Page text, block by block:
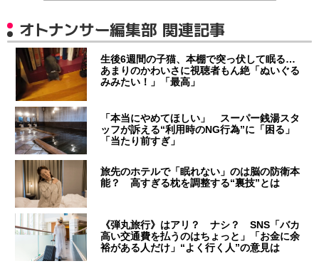
オトナンサー編集部 関連記事
生後6週間の子猫、本棚で突っ伏して眠る…
あまりのかわいさに視聴者もん絶「ぬいぐる
みみたい！」「最高」
「本当にやめてほしい」 スーパー銭湯スタ
ッフが訴える“利用時のNG行為”に「困る」
「当たり前すぎ」
旅先のホテルで「眠れない」のは脳の防衛本
能？ 高すぎる枕を調整する“裏技”とは
《弾丸旅行》はアリ？ ナシ？ SNS「バカ
高い交通費を払うのはちょっと」「お金に余
裕がある人だけ」“よく行く人”の意見は